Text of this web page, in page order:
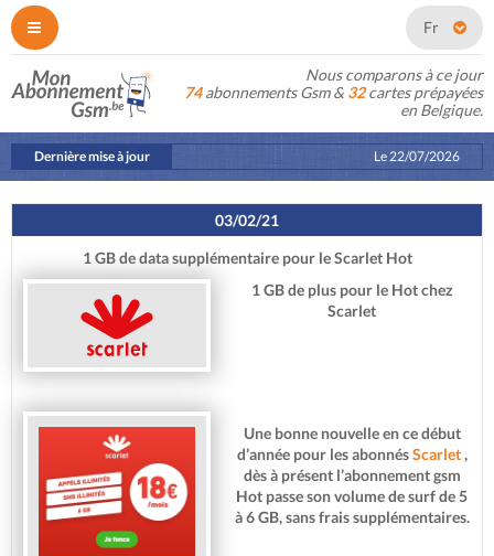
Fr
Nous comparons à ce jour
74abonnements Gsm & 32cartes prépayées
en Belgique.
Dernière mise à jour Le22/07/2026
03/02/21
1 GB de data supplémentaire pour le Scarlet Hot
1 GB de plus pour le Hot chez
Scarlet
Une bonne nouvelle en ce début
d’année pour les abonnésScarlet,
dès à présent l’abonnement gsm
Hot passe son volume de surf de 5
à 6 GB, sans frais supplémentaires.